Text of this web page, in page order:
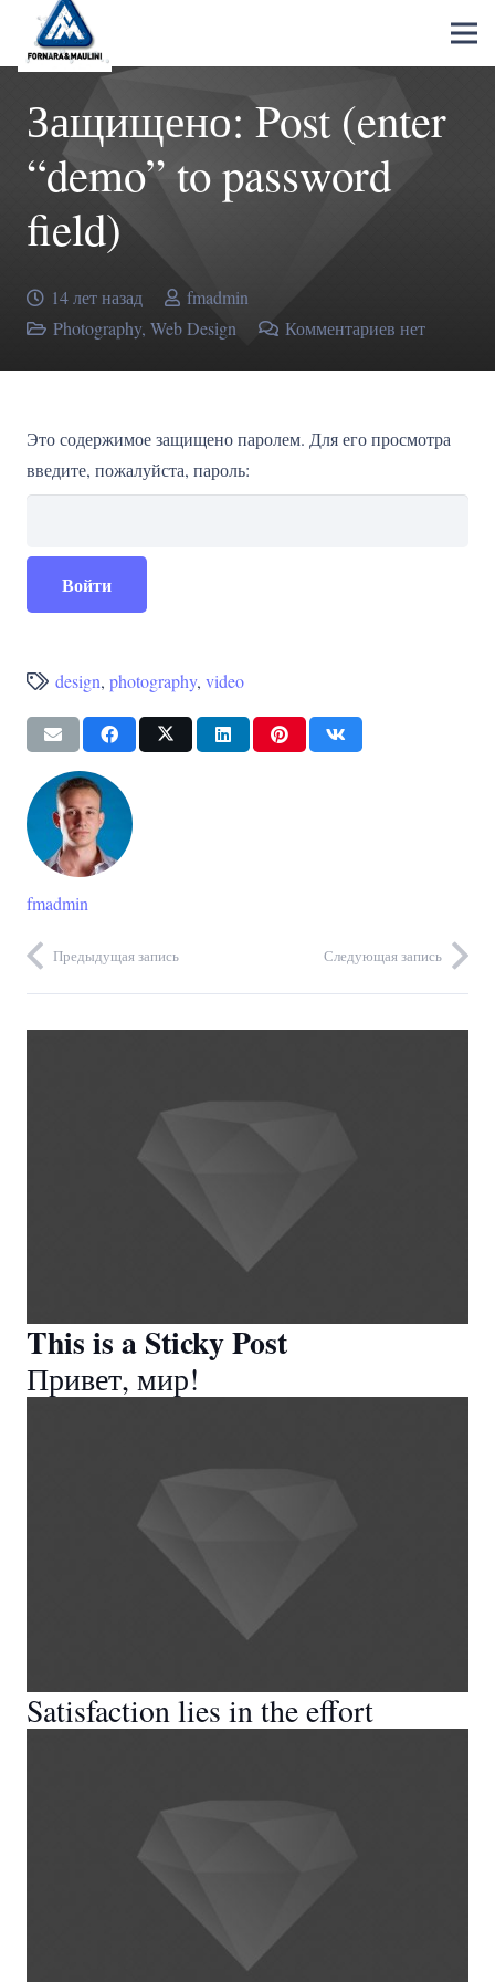
Защищено: Post (enter
“demo” to password
field)
14 лет назад
fmadmin
Photography,Web Design Комментариев нет
Это содержимое защищено паролем. Для его просмотра
введите, пожалуйста, пароль:
design,photography,video
fmadmin
Предыдущая запись Следующая запись
This is a Sticky Post
Привет, мир!
Satisfaction lies in the effort